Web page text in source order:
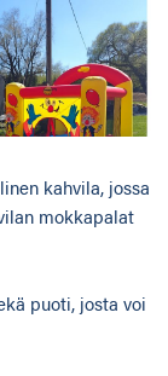
kahvila, jossa
mokkapalat
puoti, josta voi